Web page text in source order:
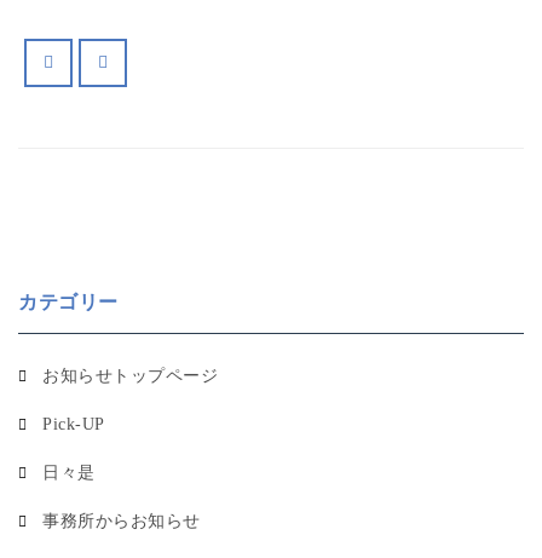
カテゴリー
お知らせトップページ
Pick-UP
日々是
事務所からお知らせ